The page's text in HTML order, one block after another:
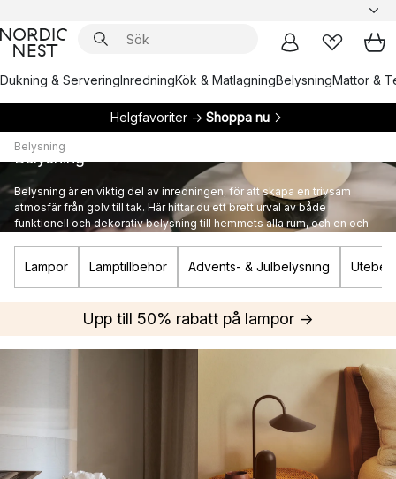
Dukning & ServeringInredningKök & MatlagningBelysningMattor &
Helgfavoriter → Shoppa nu
Belysning
Belysning
Belysning är en viktig del av inredningen, för att skapa en trivsam
atmosfär från golv till tak. Här hittar du ett brett urval av både
funktionell och dekorativ belysning till hemmets alla rum, och en och
Lampor Lamptillbehör Advents- & Julbelysning
Upp till 50% rabatt på lampor →